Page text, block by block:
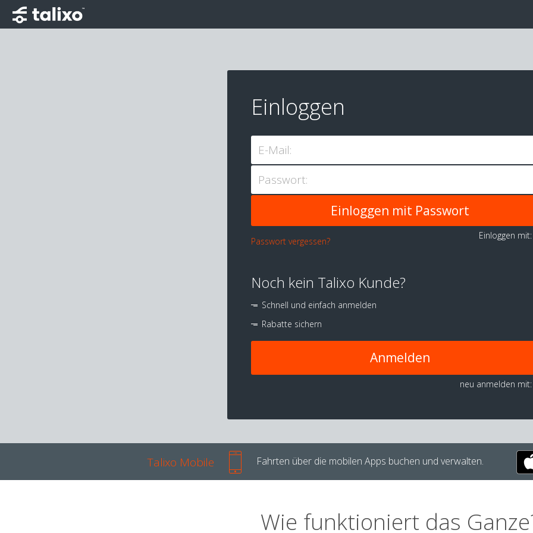
Einloggen
E-Mail:
Passwort:
Passwort vergessen?
Einloggen
Noch kein Talixo Kunde?
Schnell und einfach anmelden
Rabatte sichern
Anmelden
neu anmelden mit:
Talixo Mobile Fahrten über die mobilen Apps buchen und verwalten.
Wie funktioniert das